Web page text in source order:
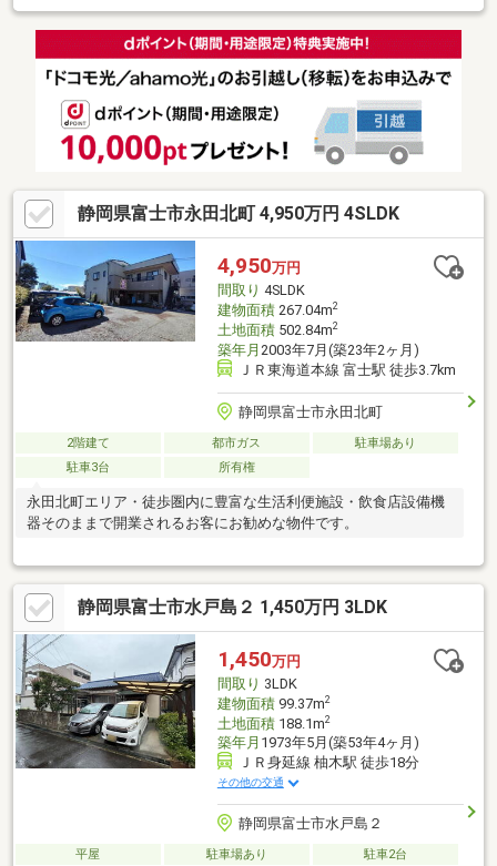
◎市立田子浦幼稚園まで約620m・徒歩8分！◎マックスバリュま
で約0.9Km・車で3分！◎ミニストップまで約430m・徒歩6分！◎
ウエルシアまで約0.9Km・車で3分！※掲載画像右下に【AI修正】
のロゴの付いた画像は、現況家具等有ります。売主様のプライバ
相違がある場合は現況を優先致します。※設備の内容・状況等は
現況を優先致します。
静岡県富士市永田北町 4,950万円 4SLDK
4,950万円
間取り 4SLDK
建物面積267.04m2
土地面積502.84m2
築年月 2003年7月(築23年2ヶ月)
ＪＲ東海道本線 富士駅 徒歩3.7km
静岡県富士市永田北町
2階建て 都市ガス
駐車場あり
駐車3台
所有権
永田北町エリア・徒歩圏内に豊富な生活利便施設・飲食店設備機
器そのままで開業されるお客にお勧めな物件です。
静岡県富士市水戸島２ 1,450万円 3LDK
1,450万円
間取り 3LDK
建物面積99.37m2
土地面積188.1m2
築年月 1973年5月(築53年4ヶ月)
ＪＲ身延線 柚木駅 徒歩18分
その他の交通
静岡県富士市水戸島２
平屋 駐車場あり 駐車2台